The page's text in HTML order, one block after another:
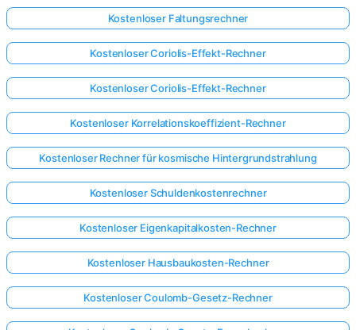
Hier
Kostenloser Faltungsrechner
Kostenloser Coriolis-Effekt-Rechner
Kostenloser Coriolis-Effekt-Rechner
Kostenloser Korrelationskoeffizient-Rechner
Kostenloser Rechner für kosmische Hintergrundstrahlung
Kostenloser Schuldenkostenrechner
Kostenloser Eigenkapitalkosten-Rechner
Kostenloser Hausbaukosten-Rechner
Kostenloser Coulomb-Gesetz-Rechner